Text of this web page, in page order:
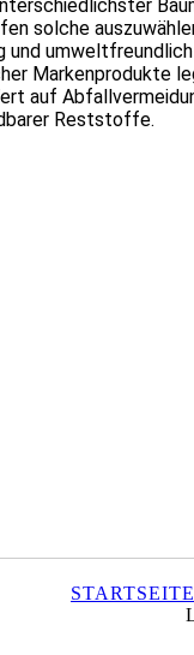
solche
und
Markenprodukte
auf
Reststoffe.
STARTSEITE